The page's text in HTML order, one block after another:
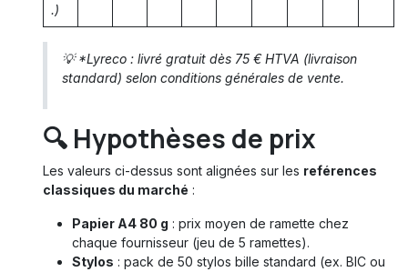
.)
💡 *Lyreco : livré gratuit dès 75 € HTVA (livraison
standard) selon conditions générales de vente.
🔍 Hypothèses de prix
Les valeurs ci-dessus sont alignées sur les reférences
classiques du marché :
Papier A4 80 g : prix moyen de ramette chez
chaque fournisseur (jeu de 5 ramettes).
Stylos : pack de 50 stylos bille standard (ex. BIC ou